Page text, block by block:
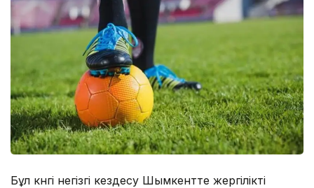
Бұл күнгі негізгі кездесу Шымкентте жергілікті